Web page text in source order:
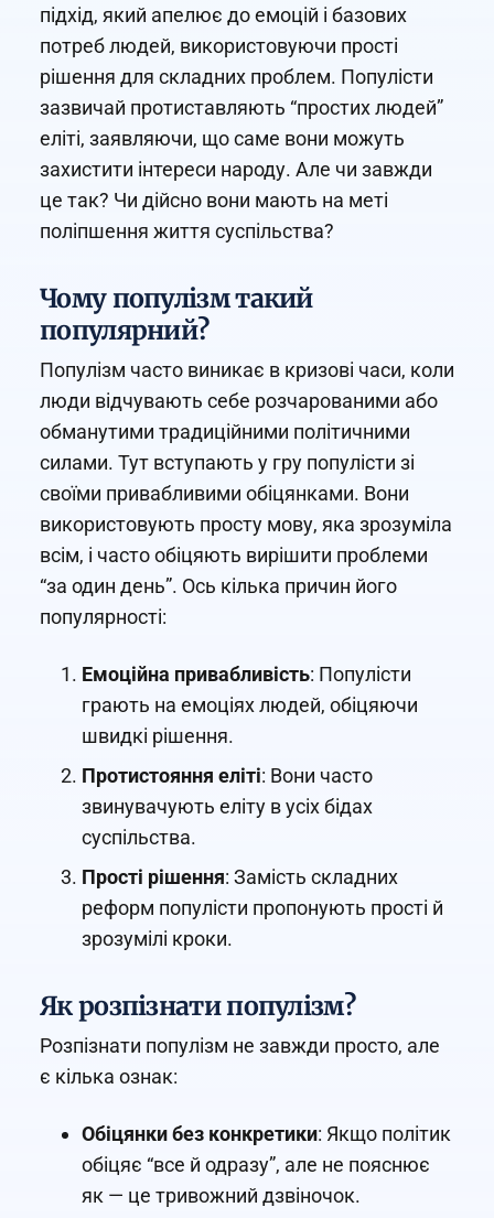
підхід, який апелює до емоцій і базових
потреб людей, використовуючи прості
рішення для складних проблем. Популісти
зазвичай протиставляють “простих людей”
еліті, заявляючи, що саме вони можуть
захистити інтереси народу. Але чи завжди
це так? Чи дійсно вони мають на меті
поліпшення життя суспільства?
Чому популізм такий
популярний?
Популізм часто виникає в кризові часи, коли
люди відчувають себе розчарованими або
обманутими традиційними політичними
силами. Тут вступають у гру популісти зі
своїми привабливими обіцянками. Вони
використовують просту мову, яка зрозуміла
всім, і часто обіцяють вирішити проблеми
“за один день”. Ось кілька причин його
популярності:
Емоційна привабливість: Популісти
грають на емоціях людей, обіцяючи
швидкі рішення.
Протистояння еліті: Вони часто
звинувачують еліту в усіх бідах
суспільства.
Прості рішення: Замість складних
реформ популісти пропонують прості й
зрозумілі кроки.
Як розпізнати популізм?
Розпізнати популізм не завжди просто, але
є кілька ознак:
Обіцянки без конкретики: Якщо політик
обіцяє “все й одразу”, але не пояснює
як — це тривожний дзвіночок.